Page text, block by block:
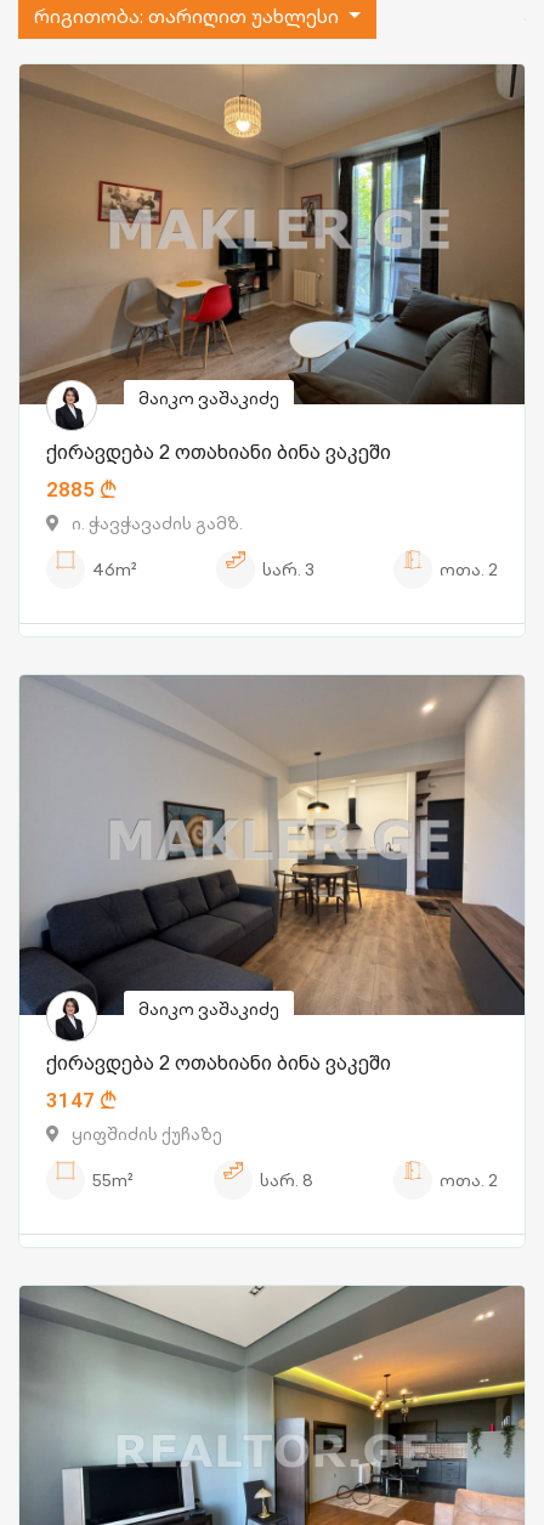
რიგითობა: თარიღით უახლესი
მაიკო ვაშაკიძე
ქირავდება 2 ოთახიანი ბინა ვაკეში
2885
ი. ჭავჭავაძის გამზ.
46m²
სარ. 3 ოთა. 2
მაიკო ვაშაკიძე
ქირავდება 2 ოთახიანი ბინა ვაკეში
3147
ყიფშიძის ქუჩაზე
55m²
სარ. 8 ოთა. 2